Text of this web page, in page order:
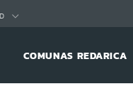
COMUNAS REDARICA